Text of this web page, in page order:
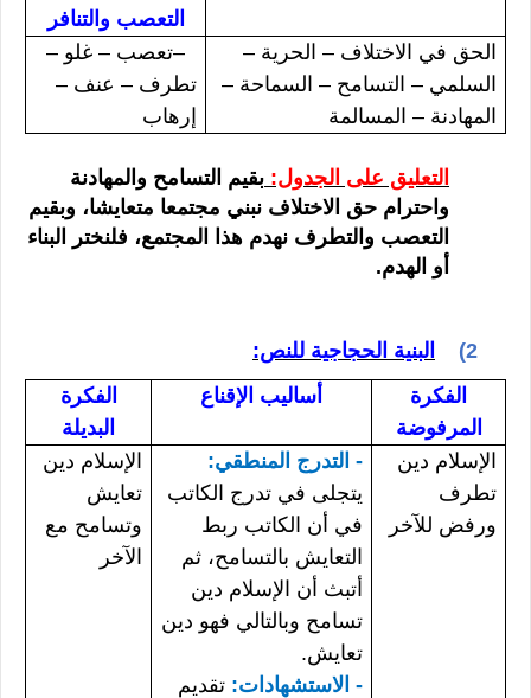
التعصب والتنافر
الحق في الاختلاف – الحرية –
السلمي – التسامح – السماحة –
المهادنة – المسالمة
–تعصب – غلو –
تطرف – عنف –
إرهاب
التعليق على الجدول: بقيم التسامح والمهادنة
واحترام حق الاختلاف نبني مجتمعا متعايشا، وبقيم
التعصب والتطرف نهدم هذا المجتمع، فلنختر البناء
أو الهدم.
2)
البنية الحجاجية للنص:
الفكرة
المرفوضة
أساليب الإقناع
الفكرة
البديلة
الإسلام دين
تطرف
ورفض للآخر
- التدرج المنطقي:
يتجلى في تدرج الكاتب
في أن الكاتب ربط
التعايش بالتسامح، ثم
أتبث أن الإسلام دين
تسامح وبالتالي فهو دين
تعايش.
- الاستشهادات: تقديم
الإسلام دين
تعايش
وتسامح مع
الآخر